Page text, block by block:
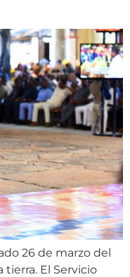
26 de marzo del
tierra. El Servicio